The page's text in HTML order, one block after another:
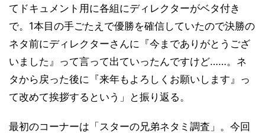
てドキュメント用に各組にディレクターがベタ付き
で。1本目の手ごたえで優勝を確信していたので決勝の
ネタ前にディレクターさんに『今までありがとうござ
いました』って言って出ていったんですけど……。ネ
タから戻った後に『来年もよろしくお願いします』っ
て改めて挨拶するという」と振り返る。
最初のコーナーは「スターの兄弟ネタミ調査」。今回